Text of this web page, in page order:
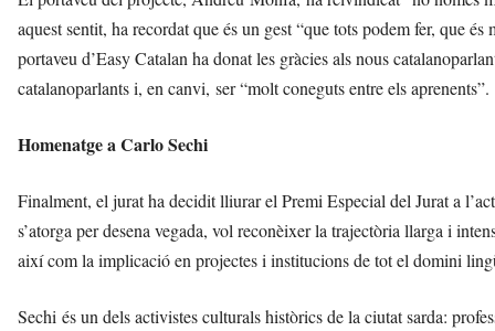
aquest sentit, ha recordat que és un gest “que tots podem fer, que
portaveu d’Easy Catalan ha donat les gràcies als nous
catalanoparlants i, en canvi, ser “molt coneguts entre els aprenents”.
Homenatge a Carlo Sechi
Finalment, el jurat ha decidit lliurar el Premi Especial del Jurat a
s’atorga per desena vegada, vol reconèixer la trajectòria llarga i
així com la implicació en projectes i institucions de tot el domini
Sechi és un dels activistes culturals històrics de la ciutat sarda: